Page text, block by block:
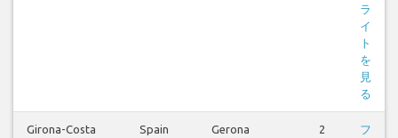
ラ
イ
ト
を
見
る
Girona-Costa
Spain Gerona 2
フ